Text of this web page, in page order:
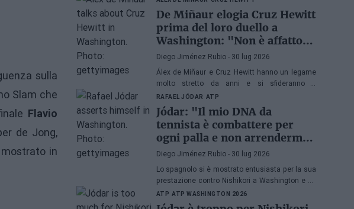
sulla
Slam che
Flavio
de Jong,
in
vincitore esordiente in Canada.
De Miñaur elogia Cruz Hewitt
prima del loro duello a
Washington: "Non è affatto
facile dedicarsi al tennis
essendo figlio di un ex
numero 1 del mondo"
Diego Jiménez Rubio- 30 lug 2026
Álex de Miñaur e Cruz Hewitt hanno un legame
molto stretto da anni e si sfideranno a
Washington in un duello che promette grandi
emozioni.
RAFAEL JÓDAR ATP
Jódar: "Il mio DNA da
tennista è combattere per
ogni palla e non arrendermi
mai"
Diego Jiménez Rubio- 30 lug 2026
Lo spagnolo si è mostrato entusiasta per la sua
prestazione contro Nishikori a Washington e ha
esaminato una delle sue grandi virtù prima di
sfidare Musetti nei quarti di finale.
ATP ATP WASHINGTON 2026